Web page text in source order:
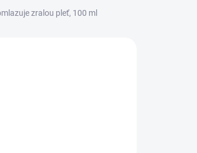
zralou pleť, 100 ml